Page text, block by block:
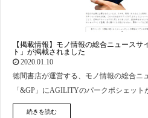
【掲載情報】モノ情報の総合ニュース
ト」が掲載されました
2020.01.10
徳間書店が運営する、モノ情報の総合ニ
「&GP」にAGILITYのパークポシェット
続きを読む